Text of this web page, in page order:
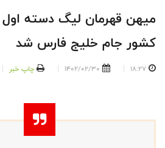
میهن قهرمان لیگ دسته
کشور جام خلیج فارس شد
18:27
1402/02/30 چاپ خبر